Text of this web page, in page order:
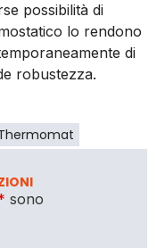
possibilità di
lo rendono
di
robustezza.
sono